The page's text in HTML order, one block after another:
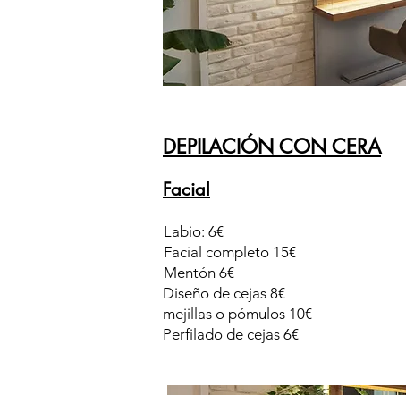
DEPILACIÓN CON CERA
Facial
Labio: 6€
Facial completo 15€
Mentón 6€
Diseño de cejas 8€
mejillas o pómulos 10€
Perfilado de cejas 6€